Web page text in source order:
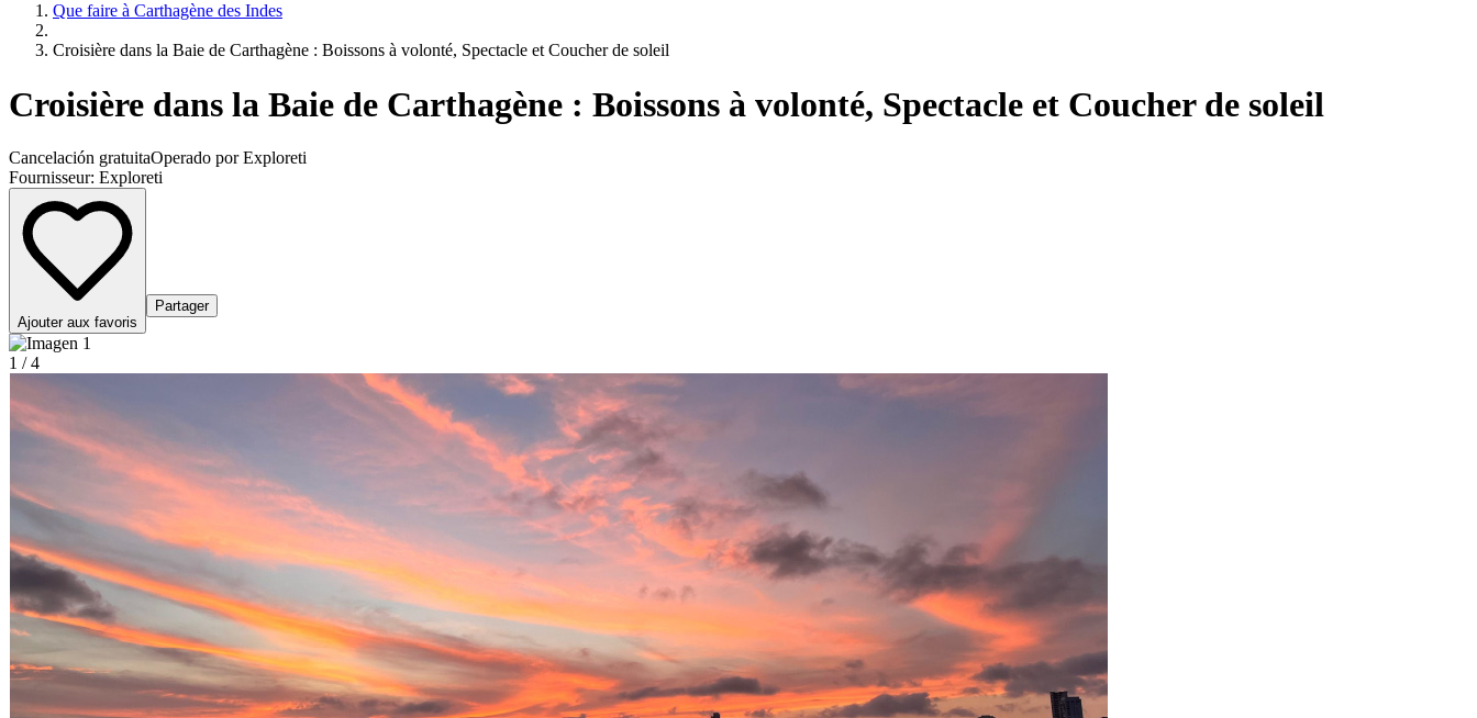
Que faire à Carthagène des Indes
Croisière dans la Baie de Carthagène : Boissons à volonté, Spectacle et Coucher de soleil
Croisière dans la Baie de Carthagène : Boissons à volonté, Spectacle et Coucher de soleil
Cancelación gratuitaOperado por Exploreti
Fournisseur: Exploreti
Ajouter aux favoris
Partager
1 / 4